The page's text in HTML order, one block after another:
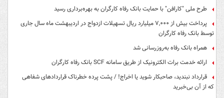
طرح ملی "کارافن" با حمایت بانک رفاه کارگران به بهره‌برداری رسید
پرداخت بیش از ۷,۰۰۰ میلیارد ریال تسهیلات ازدواج در اردیبهشت ماه سال جاری
توسط بانک رفاه کارگران
همراه بانک رفاه به‌روزرسانی شد
ارائه خدمت برات الکترونیک از طریق سامانه SCF بانک رفاه کارگران
قرارداد نبندید، صاحبکار شوید یا اخراج! / پشت پرده خطرناک قراردادهای شفاهی
که از آن بی‌خبرید